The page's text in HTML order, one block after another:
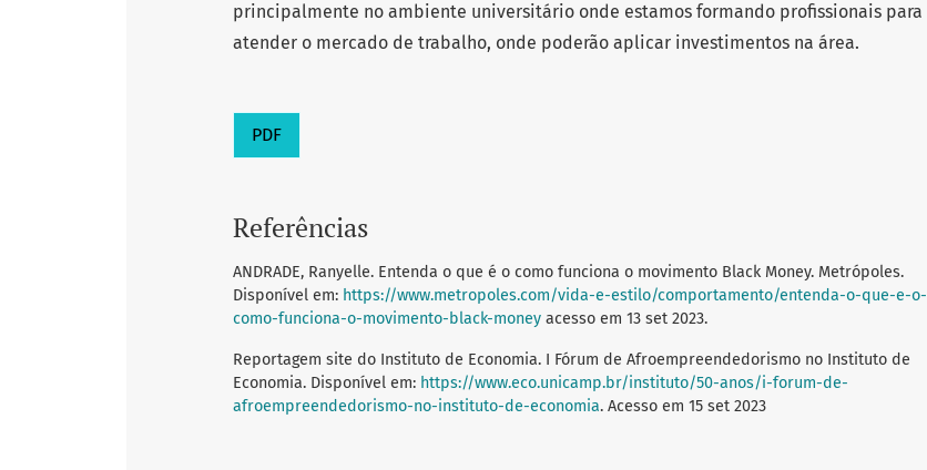
principalmente no ambiente universitário onde estamos formando profissionais para
atender o mercado de trabalho, onde poderão aplicar investimentos na área.
PDF
Referências
ANDRADE, Ranyelle. Entenda o que é o como funciona o movimento Black Money. Metrópoles.
Disponível em: https://www.metropoles.com/vida-e-estilo/comportamento/entenda-o-que-e-o-
como-funciona-o-movimento-black-money acesso em 13 set 2023.
Reportagem site do Instituto de Economia. I Fórum de Afroempreendedorismo no Instituto de
Economia. Disponível em: https://www.eco.unicamp.br/instituto/50-anos/i-forum-de-
afroempreendedorismo-no-instituto-de-economia. Acesso em 15 set 2023